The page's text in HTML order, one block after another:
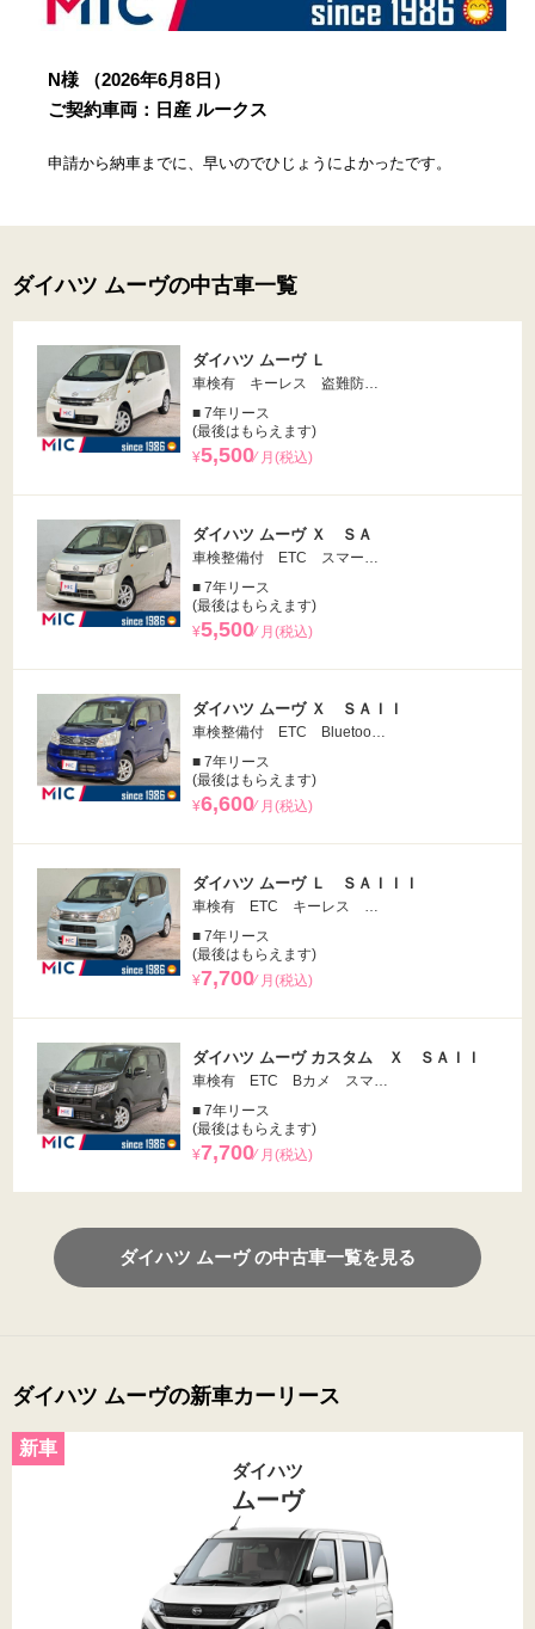
N様
（2026年6月8日）
ご契約車両：日産 ルークス
申請から納車までに、早いのでひじょうによかったです。
ダイハツ ムーヴの中古車一覧
ダイハツ ムーヴ Ｌ
車検有 キーレス 盗難防…
■ 7年リース
(最後はもらえます)
¥5,500⁄ 月(税込)
ダイハツ ムーヴ Ｘ ＳＡ
車検整備付 ETC スマー…
■ 7年リース
(最後はもらえます)
¥5,500⁄ 月(税込)
ダイハツ ムーヴ Ｘ ＳＡＩＩ
車検整備付 ETC Bluetoo…
■ 7年リース
(最後はもらえます)
¥6,600⁄ 月(税込)
ダイハツ ムーヴ Ｌ ＳＡＩＩＩ
車検有 ETC キーレス …
■ 7年リース
(最後はもらえます)
¥7,700⁄ 月(税込)
ダイハツ ムーヴ カスタム Ｘ ＳＡＩＩ
車検有 ETC Bカメ スマ…
■ 7年リース
(最後はもらえます)
¥7,700⁄ 月(税込)
ダイハツ ムーヴ の中古車一覧を見る
ダイハツ ムーヴの新車カーリース
ダイハツ
ムーヴ